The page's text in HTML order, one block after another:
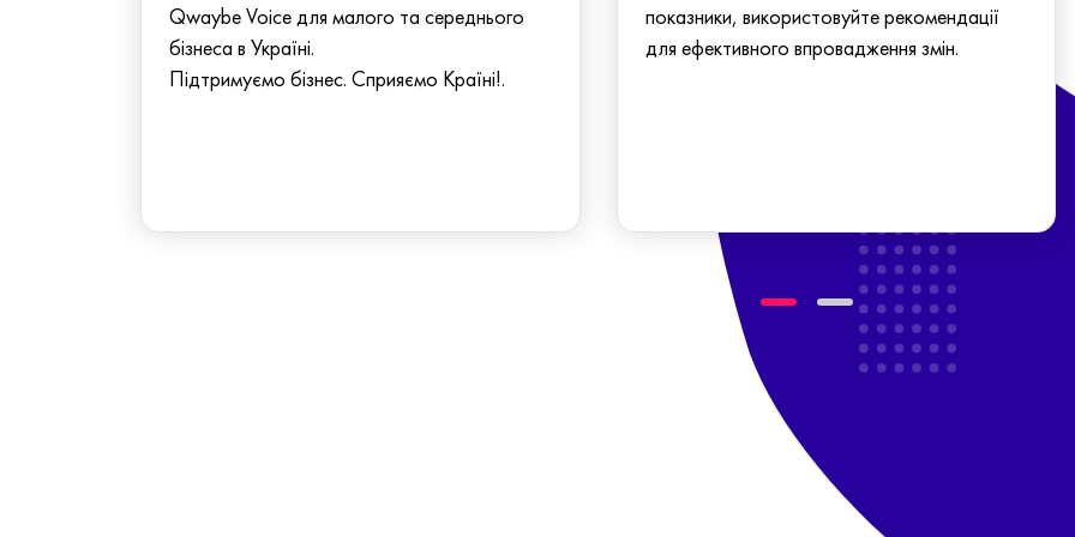
Qwaybe Voice для малого та середнього
бізнеса в Україні.
Підтримуємо бізнес. Сприяємо Країні!.
показники, використовуйте рекомендації
для ефективного впровадження змін.